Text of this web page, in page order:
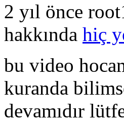
2 yıl önce
hakkında hiç
bu video
kuranda
devamıdır